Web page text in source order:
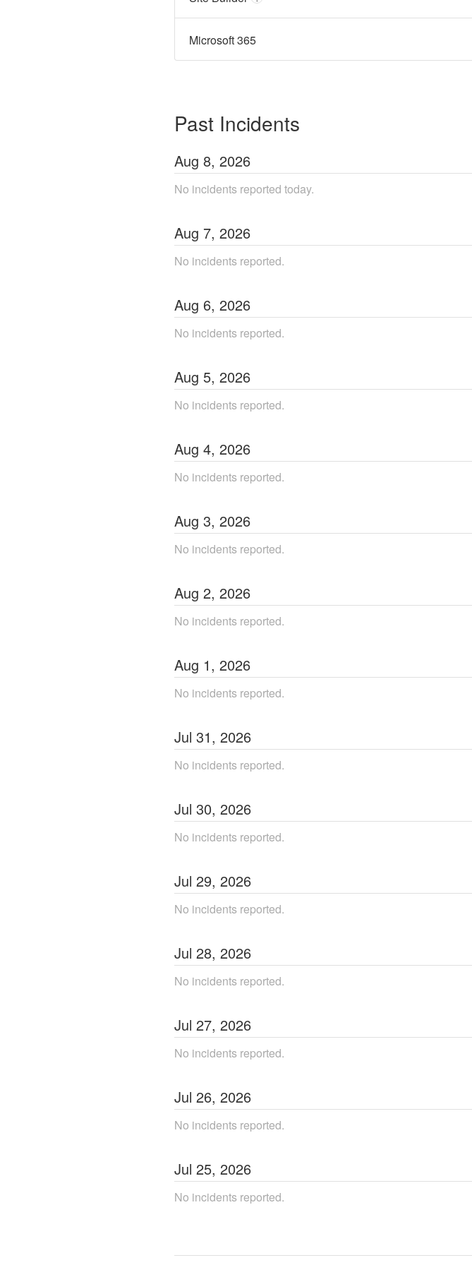
Microsoft 365
Past Incidents
Aug 8, 2026
No incidents reported today.
Aug 7, 2026
No incidents reported.
Aug 6, 2026
No incidents reported.
Aug 5, 2026
No incidents reported.
Aug 4, 2026
No incidents reported.
Aug 3, 2026
No incidents reported.
Aug 2, 2026
No incidents reported.
Aug 1, 2026
No incidents reported.
Jul 31, 2026
No incidents reported.
Jul 30, 2026
No incidents reported.
Jul 29, 2026
No incidents reported.
Jul 28, 2026
No incidents reported.
Jul 27, 2026
No incidents reported.
Jul 26, 2026
No incidents reported.
Jul 25, 2026
No incidents reported.